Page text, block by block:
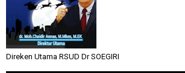
Direken Utama RSUD Dr SOEGIRI